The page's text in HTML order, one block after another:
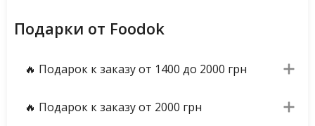
Подарки от Foodok
🔥 Подарок к заказу от 1400 до 2000 грн
🔥 Подарок к заказу от 2000 грн